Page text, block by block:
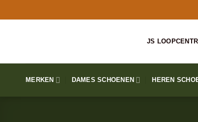
naar
JS
MERKEN DAMES SCHOENEN HEREN